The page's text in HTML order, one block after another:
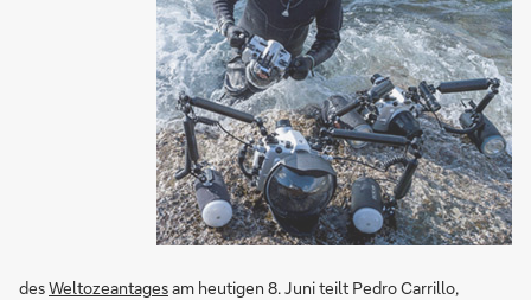
desWeltozeantagesam heutigen 8. Juni teilt Pedro Carrillo,